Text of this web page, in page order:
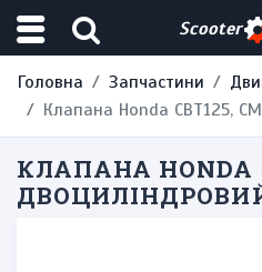
Scooter
Головна Запчастини
Клапана Honda CBT125,
КЛАПАНА HONDA